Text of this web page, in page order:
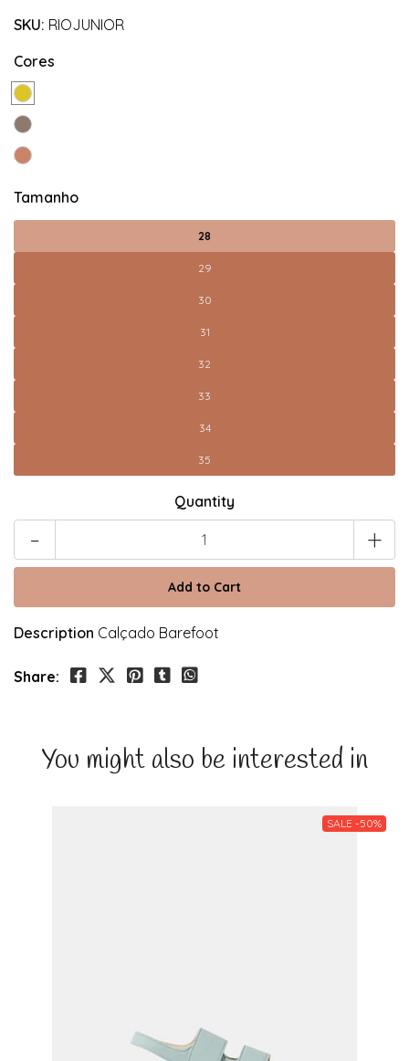
SKU: RIOJUNIOR
Cores
Tamanho
28
29
30
31
32
33
34
35
Quantity
- +
Description Calçado Barefoot
Share:
You might also be interested in
SALE -50%